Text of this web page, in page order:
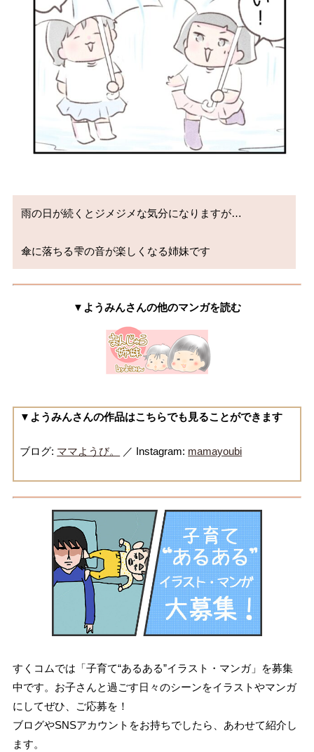
雨の日が続くとジメジメな気分になりますが…
傘に落ちる雫の音が楽しくなる姉妹です
▼ようみんさんの他のマンガを読む
▼ようみんさんの作品はこちらでも見ることができます
ブログ: ママようび。 ／ Instagram: mamayoubi
すくコムでは「子育て“あるある”イラスト・マンガ」を募集
中です。お子さんと過ごす日々のシーンをイラストやマンガ
にしてぜひ、ご応募を！
ブログやSNSアカウントをお持ちでしたら、あわせて紹介し
ます。